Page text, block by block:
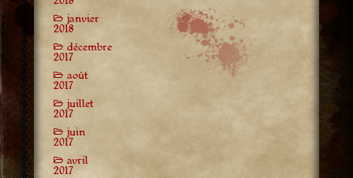
janvier
2018
décembre
2017
août
2017
juillet
2017
juin
2017
avril
2017